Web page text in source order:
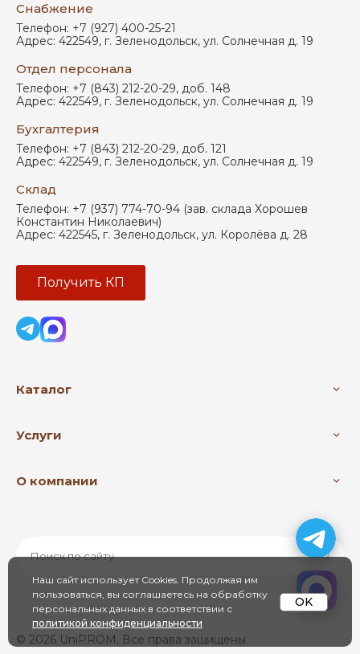
Снабжение
Телефон: +7 (927) 400-25-21
Адрес: 422549, г. Зеленодольск, ул. Солнечная д. 19
Отдел персонала
Телефон: +7 (843) 212-20-29, доб. 148
Адрес: 422549, г. Зеленодольск, ул. Солнечная д. 19
Бухгалтерия
Телефон: +7 (843) 212-20-29, доб. 121
Адрес: 422549, г. Зеленодольск, ул. Солнечная д. 19
Склад
Телефон: +7 (937) 774-70-94 (зав. склада Хорошев
Константин Николаевич)
Адрес: 422545, г. Зеленодольск, ул. Королёва д. 28
Получить КП
Каталог
Услуги
О компании
© 2026 UniPROM, Все права защищены
Наш сайт использует Cookies. Продолжая им
пользоваться, вы соглашаетесь на обработку
персональных данных в соответствии с
политикой конфиденциальности
OK